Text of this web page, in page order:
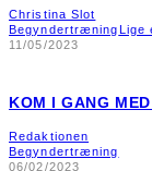
Christina Slot
BegyndertræningLige
11/05/2023
KOM I GANG
Redaktionen
Begyndertræning
06/02/2023